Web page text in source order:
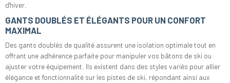
d'hiver.
GANTS DOUBLÉS ET ÉLÉGANTS POUR UN CONFORT
MAXIMAL
Des gants doublés de qualité assurent une isolation optimale tout en
offrant une adhérence parfaite pour manipuler vos bâtons de ski ou
ajuster votre équipement. Ils existent dans des styles variés pour allier
élégance et fonctionnalité sur les pistes de ski, répondant ainsi aux